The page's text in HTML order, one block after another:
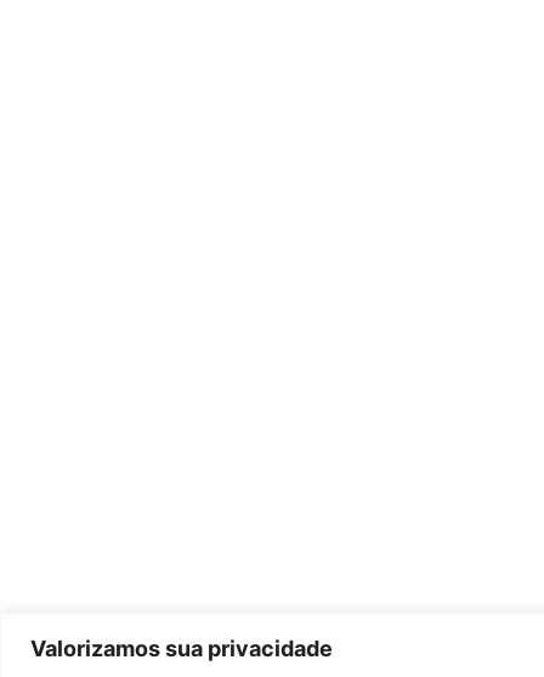
Valorizamos sua privacidade